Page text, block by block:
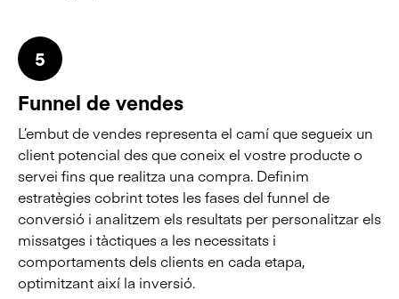
5
Funnel de vendes
L’embut de vendes representa el camí que segueix un
client potencial des que coneix el vostre producte o
servei fins que realitza una compra. Definim
estratègies cobrint totes les fases del funnel de
conversió i analitzem els resultats per personalitzar els
missatges i tàctiques a les necessitats i
comportaments dels clients en cada etapa,
optimitzant així la inversió.